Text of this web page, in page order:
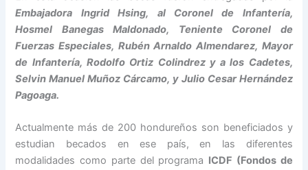
Embajadora Ingrid Hsing, al Coronel de Infantería,
Hosmel Banegas Maldonado, Teniente Coronel de
Fuerzas Especiales, Rubén Arnaldo Almendarez, Mayor
de Infantería, Rodolfo Ortiz Colindrez y a los Cadetes,
Selvin Manuel Muñoz Cárcamo, y Julio Cesar Hernández
Pagoaga.
Actualmente más de 200 hondureños son beneficiados y
estudian becados en ese país, en las diferentes
modalidades como parte del programa ICDF (Fondos de